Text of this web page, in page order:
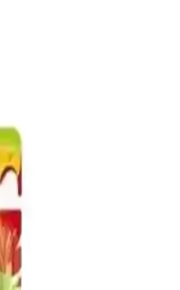
güvenli malzemeler ve
deneyimini keyifli hale
azaltıyor.
Fiyatlı, Kalıcı ve
narenciye notalarıyla ferah
ve uzun kalıcılığıyla
seçenektir.